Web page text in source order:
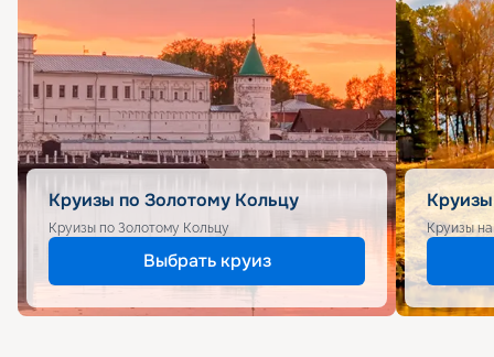
Круизы по Золотому Кольцу
Круизы по Золотому Кольцу
Выбрать круиз
Круизы